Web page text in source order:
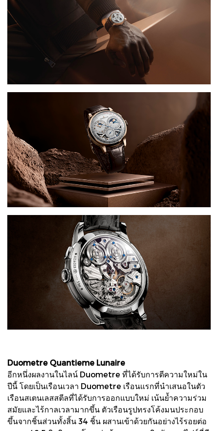
Duometre Quantieme Lunaire
อีกหนึ่งผลงานในไลน์ Duometre ที่ได้รับการตีความใหม่ใน
ปีนี้ โดยเป็นเรือนเวลา Duometre เรือนแรกที่นำเสนอในตัว
เรือนสเตนเลสสตีลที่ได้รับการออกแบบใหม่ เน้นย้ำความร่วม
สมัยและไร้กาลเวลามากขึ้น ตัวเรือนรูปทรงโค้งมนประกอบ
ขึ้นจากชิ้นส่วนทั้งสิ้น 34 ชิ้น ผสานเข้าด้วยกันอย่างไร้รอยต่อ